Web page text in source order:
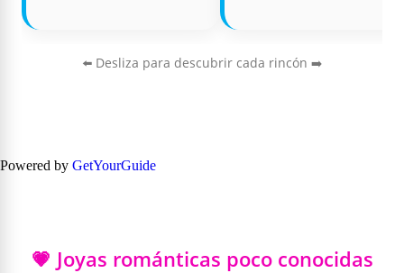
⬅️ Desliza para descubrir cada rincón ➡️
Powered by GetYourGuide
💗 Joyas románticas poco conocidas